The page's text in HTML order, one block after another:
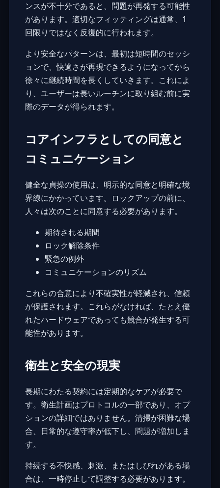
ンスが不十分であると、問題が再発する可能性
があります。適切なフィッティングは通常、1
回限りではなく反復的に行われます。
より安全なパターンは、最初は短時間のセッシ
ョンで、快適さが再現できるようになってから
徐々に継続時間を長くしていきます。これによ
り、ユーザーは長いルーチンに取り組む前に実
際のデータが得られます。
コアインフラとしての同意と
コミュニケーション
健全な貞操の使用は、明示的な同意と明確な境
界線にかかっています。ロックアップの前に、
人々は次のことに同意する必要があります。
期待される期間
ロック解除条件
緊急の例外
コミュニケーションのリズム
これらの合意により不確実性が軽減され、信頼
が保護されます。これらがなければ、たとえ優
れたハードウェアであっても競合が発生する可
能性があります。
衛生と安全の現実
長期にわたる契約には定期的なケアが必要で
す。衛生計画はプロトコルの一部であり、オプ
ションの詳細ではありません。清掃が困難な場
合、日常的な遵守率が低下し、問題が増加しま
す。
持続する不快感、刺激、またはしびれがある場
合は、一時停止して調整する必要があります。